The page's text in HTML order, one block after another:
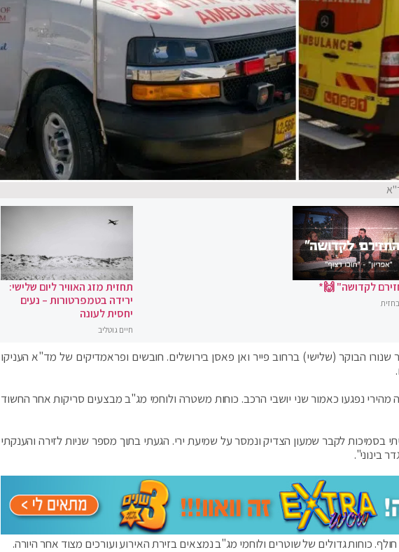
לקדושה" 🙌*
תחזית מזג האוויר ליום שלישי:
ירידה בטמפרטורות – נעים
יחסית לעונה
חיים גוטליב
נפצעו בינוני לאחר שנורו הבוקר (שלישי) ברחוב פייר ואן פאסן בירושלים. חובשים ופראמדיקים של מד"א העניקו
נפגעו כאמור שני יושבי הרכב. כוחות משטרה ולוחמי מג"ב מבצעים סריקות אחר החשוד
בסמיכות לקבר שמעון הצדיק ונמסר על שמיעת ירי. הגעתי בתוך מספר שניות לזירה והענקתי
בינוני".
כוחות גדולים של שוטרים ולוחמי מג"ב נמצאים בזירת האירוע ועורכים מצוד אחר היורה.